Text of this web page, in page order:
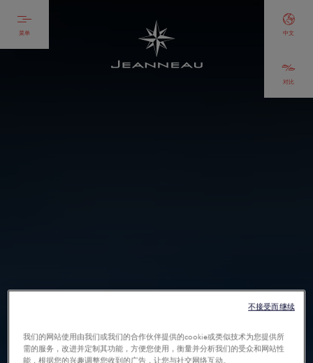
菜单
对比
中文
我们的网站使用由我们或我们的合作伙伴提供的cookie或类似技术为您提供所
需的服务，改进并定制其功能，方便您使用，衡量并分析我们的受众和网站性
能，根据您的兴趣调整您收到的广告，让您与社交网络互动。
不接受而继续